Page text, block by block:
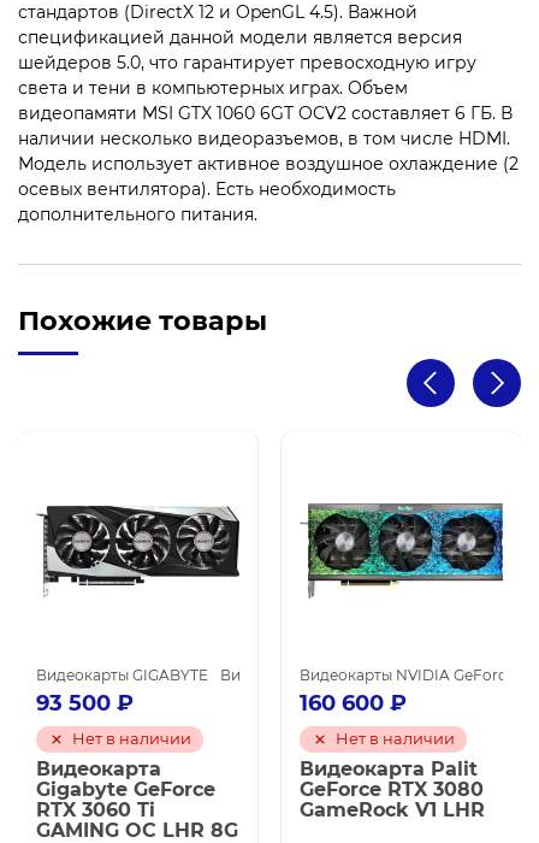
стандартов (DirectX 12 и OpenGL 4.5). Важной
спецификацией данной модели является версия
шейдеров 5.0, что гарантирует превосходную игру
света и тени в компьютерных играх. Объем
видеопамяти MSI GTX 1060 6GT OCV2 составляет 6 ГБ. В
наличии несколько видеоразъемов, в том числе HDMI.
Модель использует активное воздушное охлаждение (2
осевых вентилятора). Есть необходимость
дополнительного питания.
Похожие товары
NVIDIA для майнинга
NVIDIA GeForce GTX 1660 SUPER Видеокарты NVIDIA для
Видеокарты GIGABYTE Видеокарты NVIDIA GeForce RTX 3060 Ti
93 500 ₽
Нет в наличии
Видеокарта
Gigabyte GeForce
RTX 3060 Ti
GAMING OC LHR 8G
Видеокарты NVIDIA GeForce
160 600 ₽
Нет в наличии
Видеокарта Palit
GeForce RTX 3080
GameRock V1 LHR